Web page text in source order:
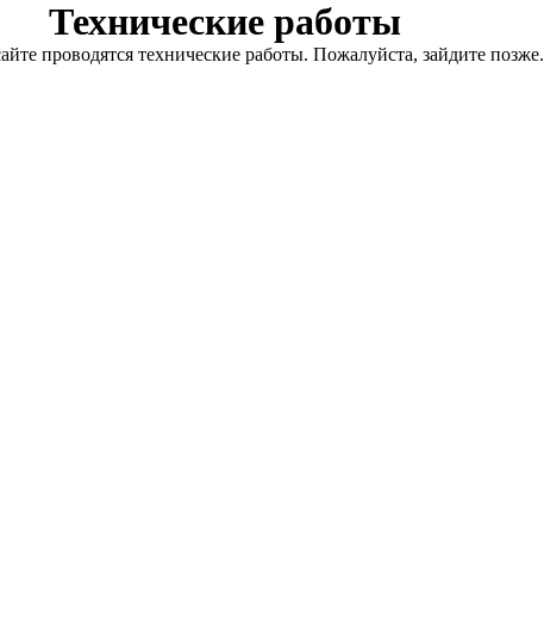
Технические работы
проводятся технические работы. Пожалуйста, зайдите позже.